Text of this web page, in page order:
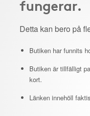
fungerar.
Detta kan bero på
Butiken har funnits
Butiken är tillfälligt
kort.
Länken innehöll